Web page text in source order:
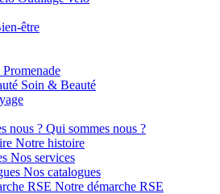
être
Promenade
Soin & Beauté
Qui sommes nous ?
Notre histoire
Nos services
Nos catalogues
Notre démarche RSE